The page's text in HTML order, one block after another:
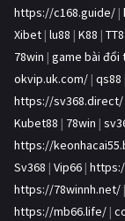
https://c168.guide/ |
Xibet | lu88 | K88 |
78win | game bài đổi
okvip.uk.com/ | qs88
https://sv368.direct/
Kubet88 | 78win |
https://
Sv368 | Vip66 |
https://78winnh.net/ |
https://mb66.life/ |